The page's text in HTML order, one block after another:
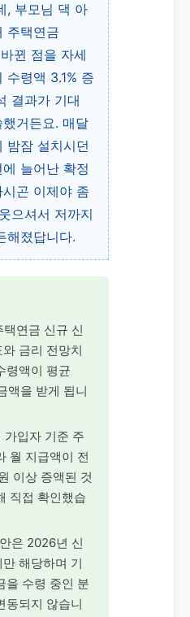
, 부모님 댁 아
주택연금
뀐 점을 자세
수령액 3.1% 증
결과가 기대
거든요. 매달
밤잠 설치시던
늘어난 확정
곤 이제야 좀
으셔서 저까지
해졌답니다.
연금 신규 신
금리 전망치
령액이 평균
액을 받게 됩니
입자 기준 주
월 지급액이 전
이상 증액된 것
직접 확인했습
은 2026년 신
해당하며 기
을 수령 중인 분
동되지 않습니